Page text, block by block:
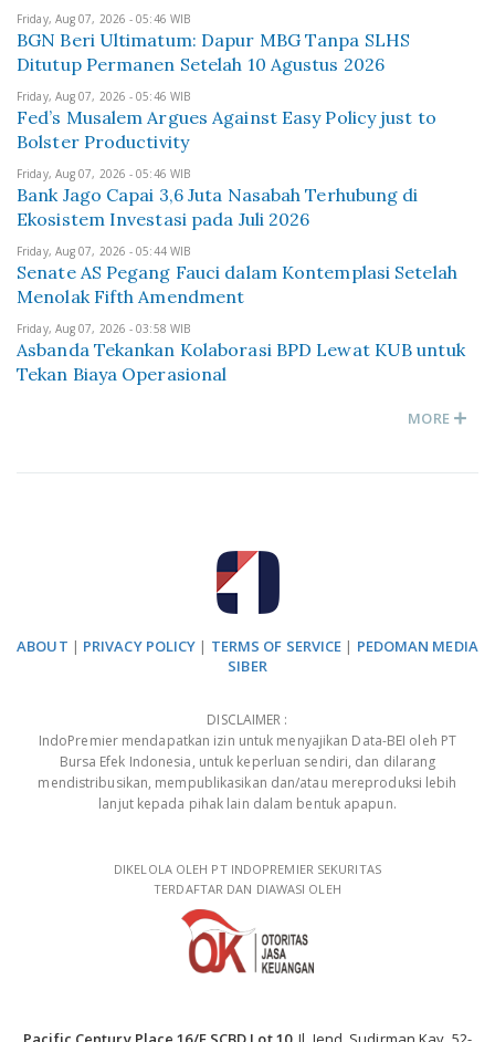
Friday, Aug 07, 2026 - 05:46 WIB
BGN Beri Ultimatum: Dapur MBG Tanpa SLHS
Ditutup Permanen Setelah 10 Agustus 2026
Friday, Aug 07, 2026 - 05:46 WIB
Fed’s Musalem Argues Against Easy Policy just to
Bolster Productivity
Friday, Aug 07, 2026 - 05:46 WIB
Bank Jago Capai 3,6 Juta Nasabah Terhubung di
Ekosistem Investasi pada Juli 2026
Friday, Aug 07, 2026 - 05:44 WIB
Senate AS Pegang Fauci dalam Kontemplasi Setelah
Menolak Fifth Amendment
Friday, Aug 07, 2026 - 03:58 WIB
Asbanda Tekankan Kolaborasi BPD Lewat KUB untuk
Tekan Biaya Operasional
MORE
ABOUT | PRIVACY POLICY | TERMS OF SERVICE | PEDOMAN MEDIA
SIBER
DISCLAIMER :
IndoPremier mendapatkan izin untuk menyajikan Data-BEI oleh PT
Bursa Efek Indonesia, untuk keperluan sendiri, dan dilarang
mendistribusikan, mempublikasikan dan/atau mereproduksi lebih
lanjut kepada pihak lain dalam bentuk apapun.
DIKELOLA OLEH PT INDOPREMIER SEKURITAS
TERDAFTAR DAN DIAWASI OLEH